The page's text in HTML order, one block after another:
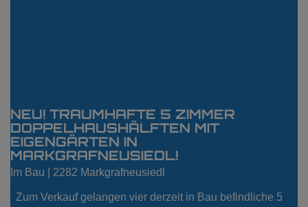
NEU! TRAUMHAFTE 5 ZIMMER
DOPPELHAUSHÄLFTEN MIT
EIGENGÄRTEN IN
MARKGRAFNEUSIEDL!
Im Bau | 2282 Markgrafneusiedl
Zum Verkauf gelangen vier derzeit in Bau befindliche 5